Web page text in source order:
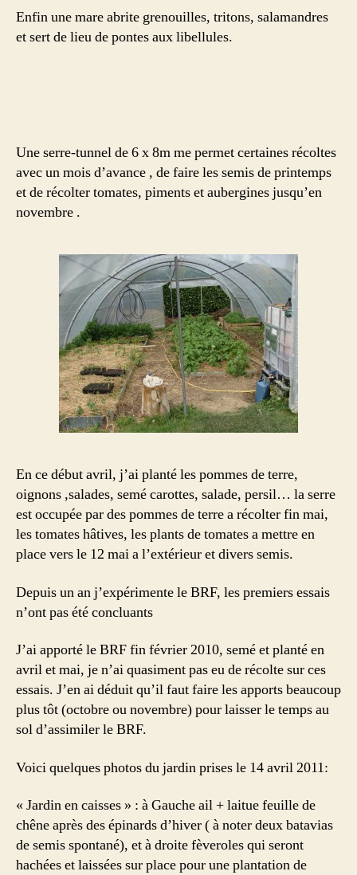
Enfin une mare abrite grenouilles, tritons, salamandres
et sert de lieu de pontes aux libellules.
Une serre-tunnel de 6 x 8m me permet certaines récoltes
avec un mois d’avance , de faire les semis de printemps
et de récolter tomates, piments et aubergines jusqu’en
novembre .
En ce début avril, j’ai planté les pommes de terre,
oignons ,salades, semé carottes, salade, persil… la serre
est occupée par des pommes de terre a récolter fin mai,
les tomates hâtives, les plants de tomates a mettre en
place vers le 12 mai a l’extérieur et divers semis.
Depuis un an j’expérimente le BRF, les premiers essais
n’ont pas été concluants
J’ai apporté le BRF fin février 2010, semé et planté en
avril et mai, je n’ai quasiment pas eu de récolte sur ces
essais. J’en ai déduit qu’il faut faire les apports beaucoup
plus tôt (octobre ou novembre) pour laisser le temps au
sol d’assimiler le BRF.
Voici quelques photos du jardin prises le 14 avril 2011:
« Jardin en caisses » : à Gauche ail + laitue feuille de
chêne après des épinards d’hiver ( à noter deux batavias
de semis spontané), et à droite fèveroles qui seront
hachées et laissées sur place pour une plantation de